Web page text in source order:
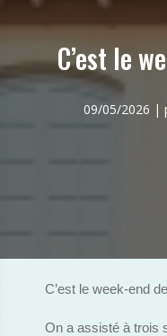
C’est le
09/05/2026 |
C’est le week-end
On a assisté à trois